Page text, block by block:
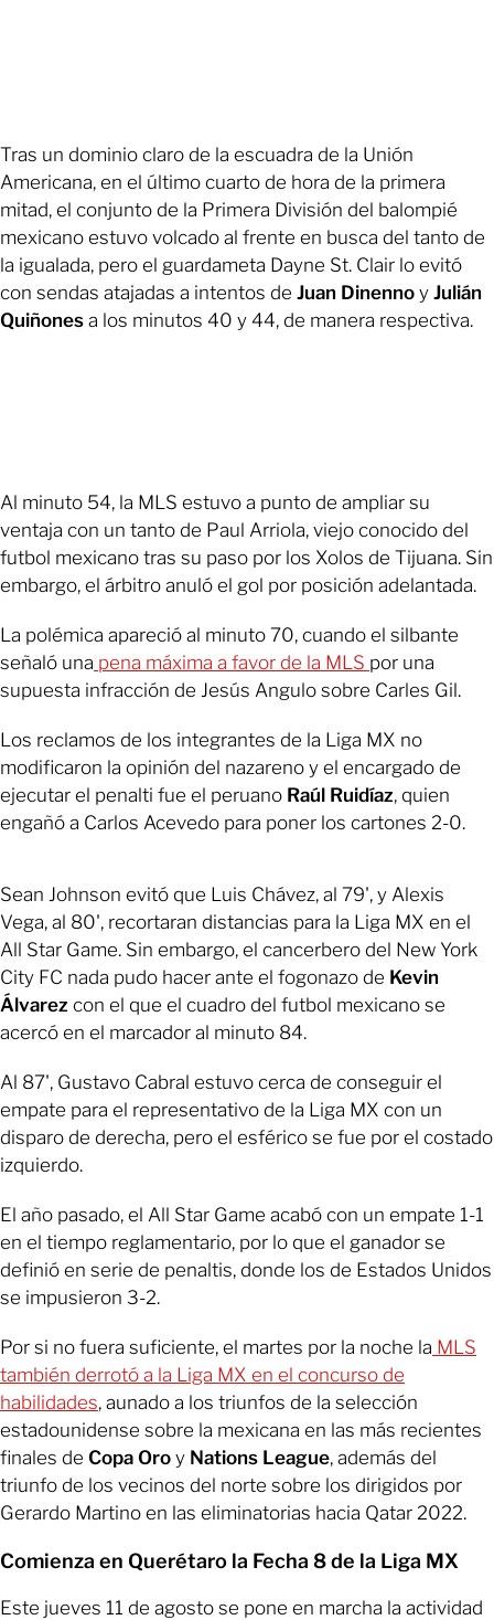
Tras un dominio claro de la escuadra de la Unión
Americana, en el último cuarto de hora de la primera
mitad, el conjunto de la Primera División del balompié
mexicano estuvo volcado al frente en busca del tanto de
la igualada, pero el guardameta Dayne St. Clair lo evitó
con sendas atajadas a intentos de Juan Dinenno y Julián
Quiñones a los minutos 40 y 44, de manera respectiva.
Al minuto 54, la MLS estuvo a punto de ampliar su
ventaja con un tanto de Paul Arriola, viejo conocido del
futbol mexicano tras su paso por los Xolos de Tijuana. Sin
embargo, el árbitro anuló el gol por posición adelantada.
La polémica apareció al minuto 70, cuando el silbante
señaló una pena máxima a favor de la MLS por una
supuesta infracción de Jesús Angulo sobre Carles Gil.
Los reclamos de los integrantes de la Liga MX no
modificaron la opinión del nazareno y el encargado de
ejecutar el penalti fue el peruano Raúl Ruidíaz, quien
engañó a Carlos Acevedo para poner los cartones 2-0.
Sean Johnson evitó que Luis Chávez, al 79', y Alexis
Vega, al 80', recortaran distancias para la Liga MX en el
All Star Game. Sin embargo, el cancerbero del New York
City FC nada pudo hacer ante el fogonazo de Kevin
Álvarez con el que el cuadro del futbol mexicano se
acercó en el marcador al minuto 84.
Al 87', Gustavo Cabral estuvo cerca de conseguir el
empate para el representativo de la Liga MX con un
disparo de derecha, pero el esférico se fue por el costado
izquierdo.
El año pasado, el All Star Game acabó con un empate 1-1
en el tiempo reglamentario, por lo que el ganador se
definió en serie de penaltis, donde los de Estados Unidos
se impusieron 3-2.
Por si no fuera suficiente, el martes por la noche la MLS
también derrotó a la Liga MX en el concurso de
habilidades, aunado a los triunfos de la selección
estadounidense sobre la mexicana en las más recientes
finales de Copa Oro y Nations League, además del
triunfo de los vecinos del norte sobre los dirigidos por
Gerardo Martino en las eliminatorias hacia Qatar 2022.
Comienza en Querétaro la Fecha 8 de la Liga MX
Este jueves 11 de agosto se pone en marcha la actividad